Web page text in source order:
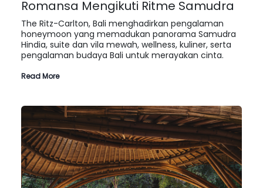
Romansa Mengikuti Ritme Samudra
The Ritz-Carlton, Bali menghadirkan pengalaman
honeymoon yang memadukan panorama Samudra
Hindia, suite dan vila mewah, wellness, kuliner, serta
pengalaman budaya Bali untuk merayakan cinta.
Read More